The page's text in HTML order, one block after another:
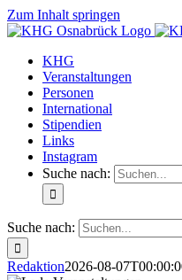
Zum Inhalt springen
KHG
Veranstaltungen
Personen
International
Stipendien
Links
Instagram
Suche nach:
Suche nach:
Redaktion2026-08-